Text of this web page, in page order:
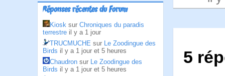
Réponses récentes du Forum
Kiosk sur Chroniques du paradis
terrestre il y a 1 jour
TRUCMUCHE sur Le Zoodingue des
Birds il y a 1 jour et 5 heures
Chaudron sur Le Zoodingue des
Birds il y a 1 jour et 5 heures
5